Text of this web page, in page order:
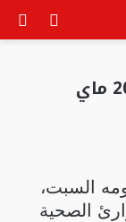
الوضع
السبت،
الصحية